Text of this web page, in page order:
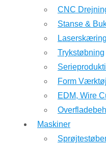
CNC
Stanse &
Trykstøbning
Form Værktøj
EDM, Wire
Maskiner